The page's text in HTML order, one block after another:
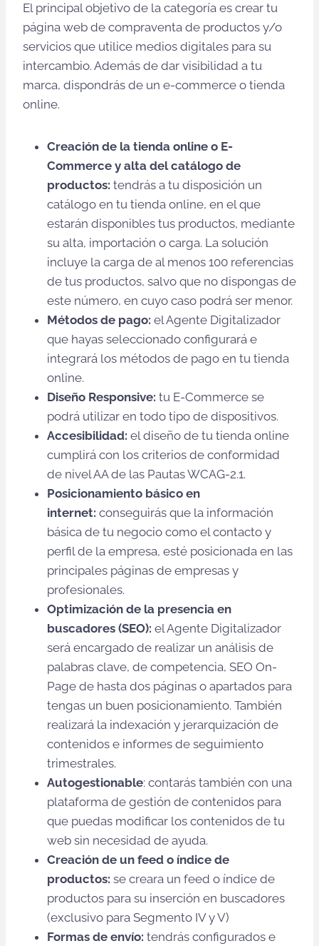
El principal objetivo de la categoría es crear tu
página web de compraventa de productos y/o
servicios que utilice medios digitales para su
intercambio. Además de dar visibilidad a tu
marca, dispondrás de un e-commerce o tienda
online.
Creación de la tienda online o E-
Commerce y alta del catálogo de
productos: tendrás a tu disposición un
catálogo en tu tienda online, en el que
estarán disponibles tus productos, mediante
su alta, importación o carga. La solución
incluye la carga de al menos 100 referencias
de tus productos, salvo que no dispongas de
este número, en cuyo caso podrá ser menor.
Métodos de pago: el Agente Digitalizador
que hayas seleccionado configurará e
integrará los métodos de pago en tu tienda
online.
Diseño Responsive: tu E-Commerce se
podrá utilizar en todo tipo de dispositivos.
Accesibilidad: el diseño de tu tienda online
cumplirá con los criterios de conformidad
de nivel AA de las Pautas WCAG-2.1.
Posicionamiento básico en
internet: conseguirás que la información
básica de tu negocio como el contacto y
perfil de la empresa, esté posicionada en las
principales páginas de empresas y
profesionales.
Optimización de la presencia en
buscadores (SEO): el Agente Digitalizador
será encargado de realizar un análisis de
palabras clave, de competencia, SEO On-
Page de hasta dos páginas o apartados para
tengas un buen posicionamiento. También
realizará la indexación y jerarquización de
contenidos e informes de seguimiento
trimestrales.
Autogestionable: contarás también con una
plataforma de gestión de contenidos para
que puedas modificar los contenidos de tu
web sin necesidad de ayuda.
Creación de un feed o índice de
productos: se creara un feed o índice de
productos para su inserción en buscadores
(exclusivo para Segmento IV y V)
Formas de envío: tendrás configurados e